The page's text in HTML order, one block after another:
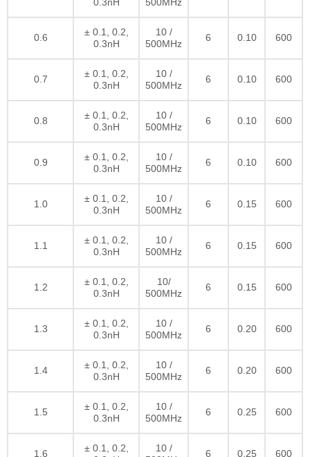
0.6
± 0.1, 0.2,
0.3nH
10 /
500MHz
6 0.10 600
0.7
± 0.1, 0.2,
0.3nH
10 /
500MHz
6 0.10 600
0.8
± 0.1, 0.2,
0.3nH
10 /
500MHz
6 0.10 600
0.9
± 0.1, 0.2,
0.3nH
10 /
500MHz
6 0.10 600
1.0
± 0.1, 0.2,
0.3nH
10 /
500MHz
6 0.15 600
1.1
± 0.1, 0.2,
0.3nH
10 /
500MHz
6 0.15 600
1.2
± 0.1, 0.2,
0.3nH
10/
500MHz
6 0.15 600
1.3
± 0.1, 0.2,
0.3nH
10 /
500MHz
6 0.20 600
1.4
± 0.1, 0.2,
0.3nH
10 /
500MHz
6 0.20 600
1.5
± 0.1, 0.2,
0.3nH
10 /
500MHz
6 0.25 600
1.6
± 0.1, 0.2,
10 /
6 0.25 600